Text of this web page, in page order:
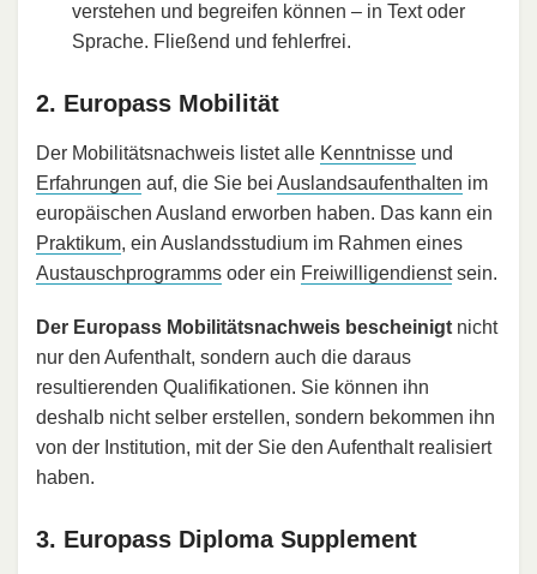
verstehen und begreifen können – in Text oder
Sprache. Fließend und fehlerfrei.
2. Europass Mobilität
Der Mobilitätsnachweis listet alle Kenntnisse und
Erfahrungen auf, die Sie bei Auslandsaufenthalten im
europäischen Ausland erworben haben. Das kann ein
Praktikum, ein Auslandsstudium im Rahmen eines
Austauschprogramms oder ein Freiwilligendienstsein.
Der Europass Mobilitätsnachweis bescheinigt nicht
nur den Aufenthalt, sondern auch die daraus
resultierenden Qualifikationen. Sie können ihn
deshalb nicht selber erstellen, sondern bekommen ihn
von der Institution, mit der Sie den Aufenthalt realisiert
haben.
3. Europass Diploma Supplement